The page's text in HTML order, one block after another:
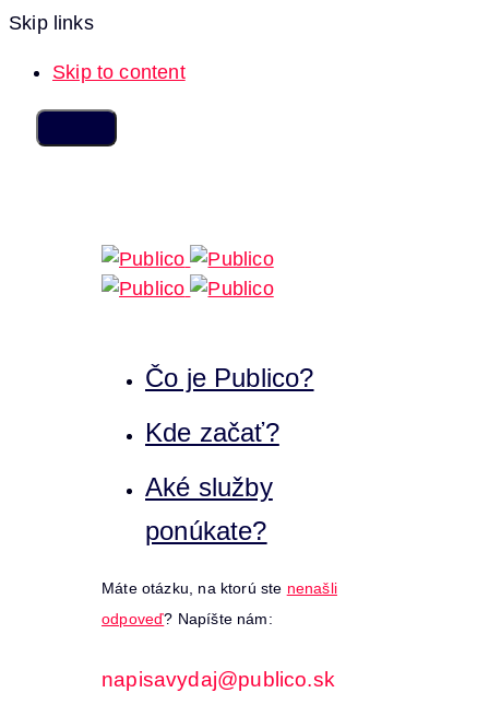
Skip links
Skip to content
Čo je Publico?
Kde začať?
Aké služby
ponúkate?
Máte otázku, na ktorú ste nenašli
odpoveď? Napíšte nám:
napisavydaj@publico.sk